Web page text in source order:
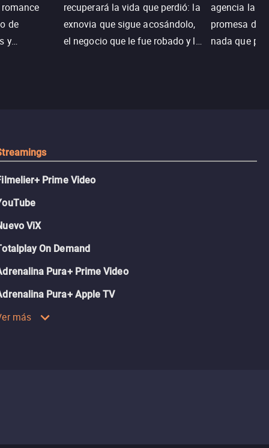
de
y
recuperará la vida que perdió: la
exnovia que sigue acosándolo,
el negocio que le fue robado y la
agencia la
promesa de
nada que
Prime Video
ViX
On Demand
Pura+ Prime Video
Pura+ Apple TV
más